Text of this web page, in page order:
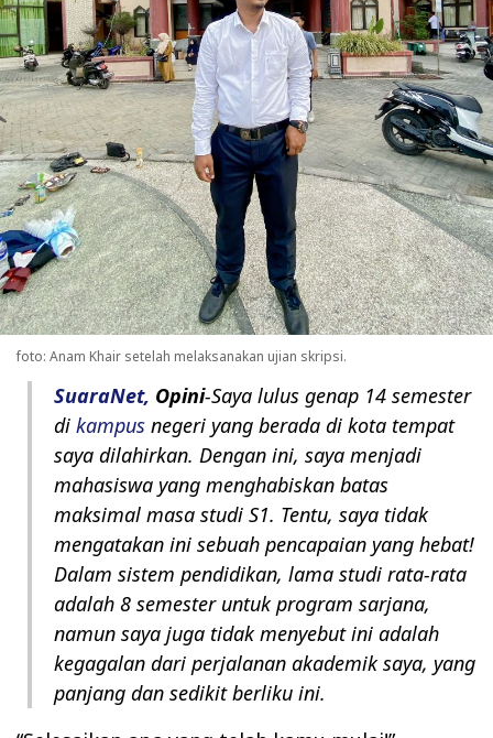
foto: Anam Khair setelah melaksanakan ujian skripsi.
SuaraNet, Opini-Saya lulus genap 14 semester
di kampus negeri yang berada di kota tempat
saya dilahirkan. Dengan ini, saya menjadi
mahasiswa yang menghabiskan batas
maksimal masa studi S1. Tentu, saya tidak
mengatakan ini sebuah pencapaian yang hebat!
Dalam sistem pendidikan, lama studi rata-rata
adalah 8 semester untuk program sarjana,
namun saya juga tidak menyebut ini adalah
kegagalan dari perjalanan akademik saya, yang
panjang dan sedikit berliku ini.